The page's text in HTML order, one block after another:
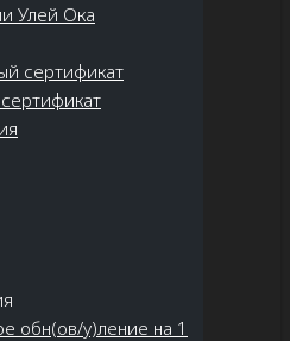
Улей Ока
сертификат
обн(ов/у)ление на 1